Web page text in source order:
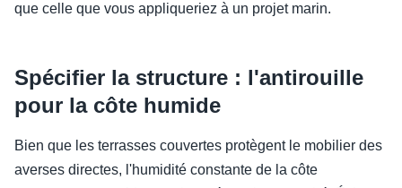
que celle que vous appliqueriez à un projet marin.
Spécifier la structure : l'antirouille
pour la côte humide
Bien que les terrasses couvertes protègent le mobilier des
averses directes, l'humidité constante de la côte